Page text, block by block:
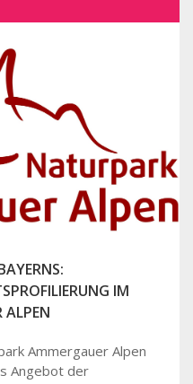
IM
ALPEN
Ammergauer Alpen
Angebot der